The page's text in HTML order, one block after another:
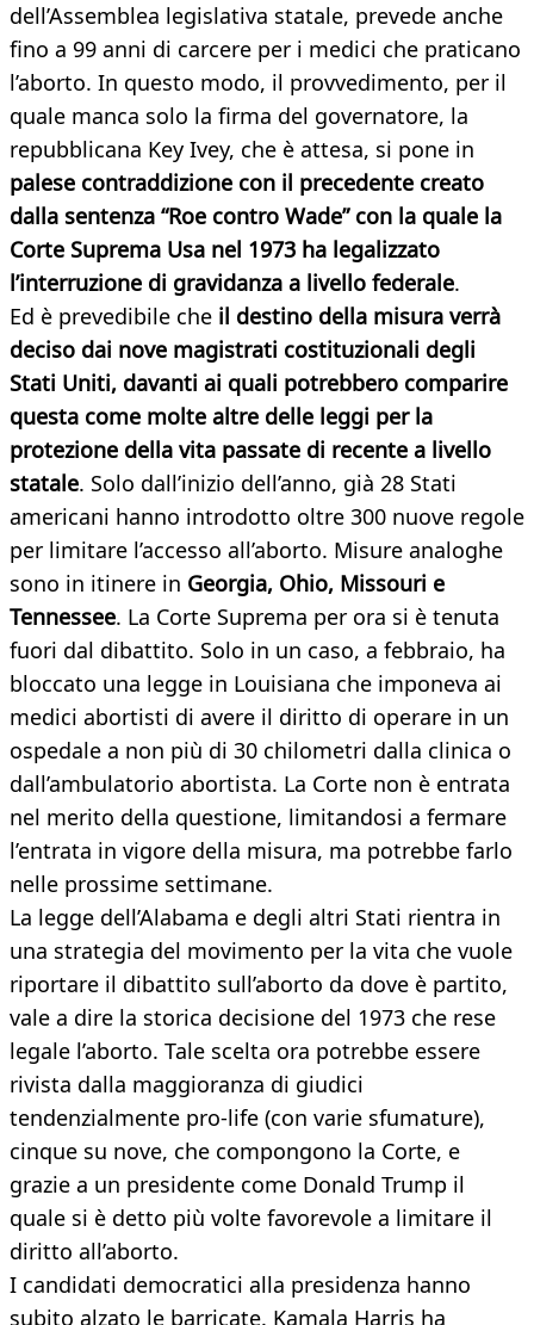
dell’Assemblea legislativa statale, prevede anche
fino a 99 anni di carcere per i medici che praticano
l’aborto. In questo modo, il provvedimento, per il
quale manca solo la firma del governatore, la
repubblicana Key Ivey, che è attesa, si pone in
palese contraddizione con il precedente creato
dalla sentenza “Roe contro Wade” con la quale la
Corte Suprema Usa nel 1973 ha legalizzato
l’interruzione di gravidanza a livello federale.
Ed è prevedibile che il destino della misura verrà
deciso dai nove magistrati costituzionali degli
Stati Uniti, davanti ai quali potrebbero comparire
questa come molte altre delle leggi per la
protezione della vita passate di recente a livello
statale. Solo dall’inizio dell’anno, già 28 Stati
americani hanno introdotto oltre 300 nuove regole
per limitare l’accesso all’aborto. Misure analoghe
sono in itinere in Georgia, Ohio, Missouri e
Tennessee. La Corte Suprema per ora si è tenuta
fuori dal dibattito. Solo in un caso, a febbraio, ha
bloccato una legge in Louisiana che imponeva ai
medici abortisti di avere il diritto di operare in un
ospedale a non più di 30 chilometri dalla clinica o
dall’ambulatorio abortista. La Corte non è entrata
nel merito della questione, limitandosi a fermare
l’entrata in vigore della misura, ma potrebbe farlo
nelle prossime settimane.
La legge dell’Alabama e degli altri Stati rientra in
una strategia del movimento per la vita che vuole
riportare il dibattito sull’aborto da dove è partito,
vale a dire la storica decisione del 1973 che rese
legale l’aborto. Tale scelta ora potrebbe essere
rivista dalla maggioranza di giudici
tendenzialmente pro-life (con varie sfumature),
cinque su nove, che compongono la Corte, e
grazie a un presidente come Donald Trump il
quale si è detto più volte favorevole a limitare il
diritto all’aborto.
I candidati democratici alla presidenza hanno
subito alzato le barricate. Kamala Harris ha